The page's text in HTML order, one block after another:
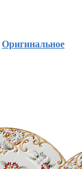
Оригинальное